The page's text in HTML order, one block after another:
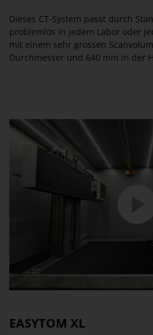
Dieses CT-System passt durch
problemlos in jedem Labor oder
mit einem sehr grossen
Durchmesser und 640 mm in der
EASYTOM XL